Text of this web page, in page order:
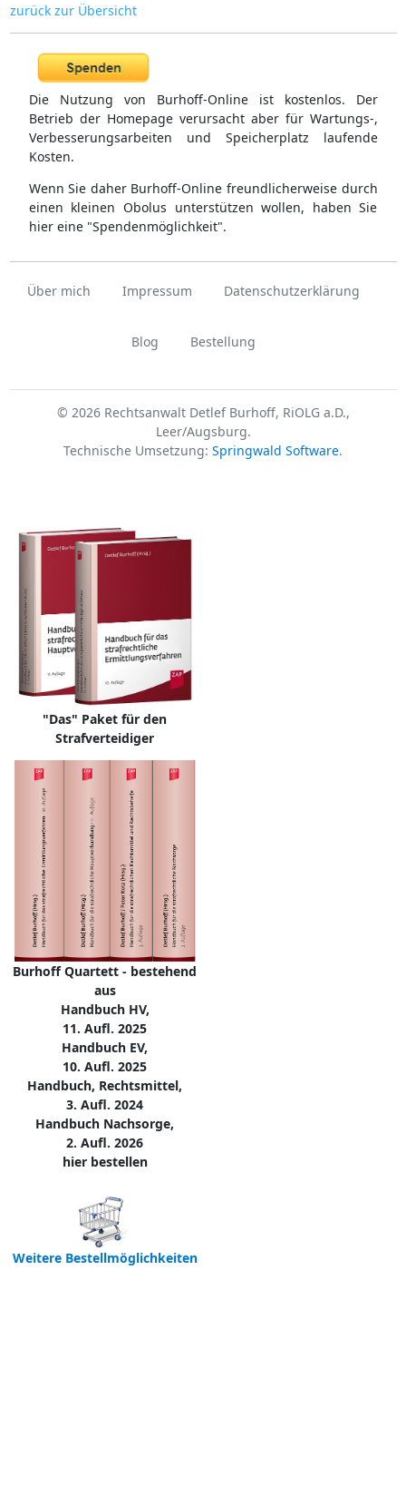
zurück zur Übersicht
Die Nutzung von Burhoff-Online ist kostenlos. Der
Betrieb der Homepage verursacht aber für Wartungs-,
Verbesserungsarbeiten und Speicherplatz laufende
Kosten.
Wenn Sie daher Burhoff-Online freundlicherweise durch
einen kleinen Obolus unterstützen wollen, haben Sie
hier eine "Spendenmöglichkeit".
Über mich Impressum Datenschutzerklärung
Blog Bestellung
© 2026 Rechtsanwalt Detlef Burhoff, RiOLG a.D.,
Leer/Augsburg.
Technische Umsetzung: Springwald Software.
"Das" Paket für den
Strafverteidiger
Burhoff Quartett - bestehend
aus
Handbuch HV,
11. Aufl. 2025
Handbuch EV,
10. Aufl. 2025
Handbuch, Rechtsmittel,
3. Aufl. 2024
Handbuch Nachsorge,
2. Aufl. 2026
hier bestellen
Weitere Bestellmöglichkeiten